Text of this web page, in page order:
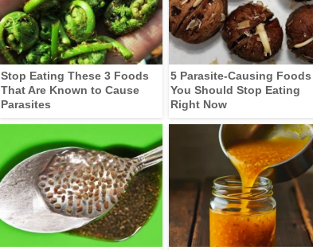
Stop Eating These 3 Foods
That Are Known to Cause
Parasites
5 Parasite-Causing Foods
You Should Stop Eating
Right Now